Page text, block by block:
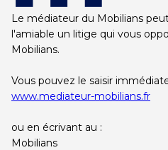
AUTOVISION
Le Chesnay
Choisir ce
centre
AUTOVISION
QUAND PASSER
Le médiateur du Mobilians
l'amiable un litige qui vous
Mobilians.
Vous pouvez le saisir
www.mediateur-mobilians.fr
ou en écrivant au :
Mobilians